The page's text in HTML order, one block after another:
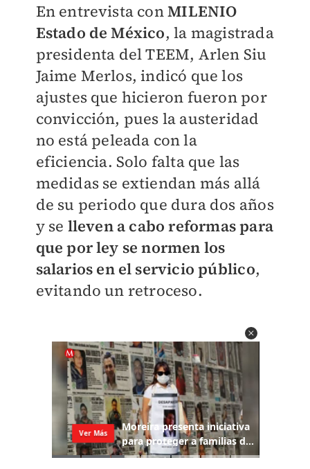
En entrevista conMILENIO
Estado de México, la magistrada
presidenta del TEEM, Arlen Siu
Jaime Merlos, indicó que los
ajustes que hicieron fueron por
convicción, pues la austeridad
no está peleada con la
eficiencia. Solo falta que las
medidas se extiendan más allá
de su periodo que dura dos años
y se lleven a cabo reformas para
que por ley se normen los
salarios en el servicio público,
evitando un retroceso.